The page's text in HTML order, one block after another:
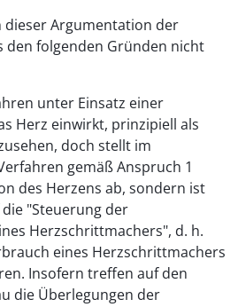
dieser Argumentation der
den folgenden Gründen nicht
unter Einsatz einer
Herz einwirkt, prinzipiell als
doch stellt im
gemäß Anspruch 1
des Herzens ab, sondern ist
"Steuerung der
Herzschrittmachers", d. h.
eines Herzschrittmachers
Insofern treffen auf den
die Überlegungen der